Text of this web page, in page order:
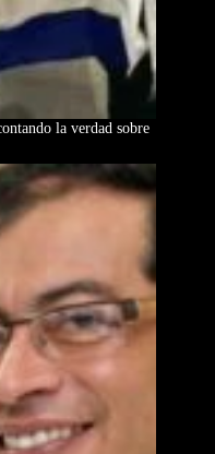
la verdad sobre